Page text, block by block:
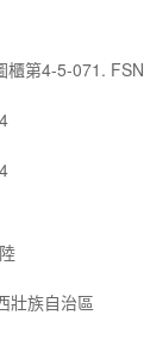
櫃第4-5-071. FSN
壯族自治區